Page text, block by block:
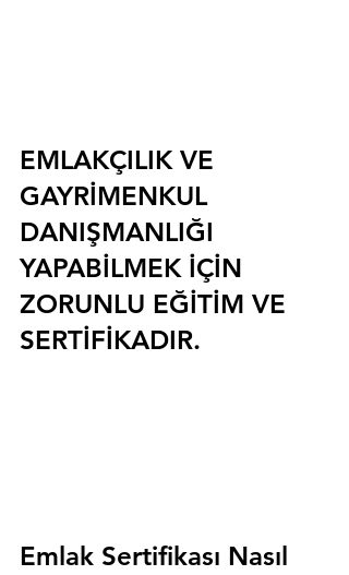
EMLAKÇILIK VE
GAYRİMENKUL
DANIŞMANLIĞI
YAPABİLMEK İÇİN
ZORUNLU EĞİTİM VE
SERTİFİKADIR.
Emlak Sertifikası Nasıl